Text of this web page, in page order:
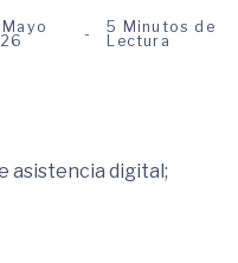
5 Minutos de
Lectura
asistencia digital;